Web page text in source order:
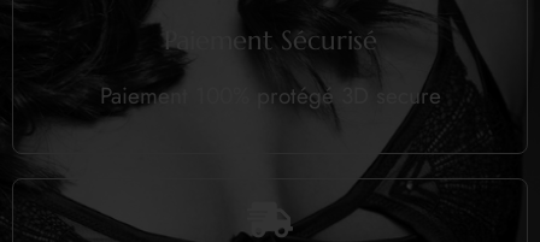
Paiement Sécurisé
Paiement 100% protégé 3D secure